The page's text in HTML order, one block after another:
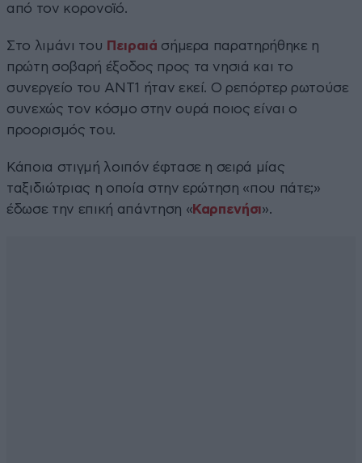
από τον κορονοϊό.
Στο λιμάνι του Πειραιά σήμερα παρατηρήθηκε η
πρώτη σοβαρή έξοδος προς τα νησιά και το
συνεργείο του ΑΝΤ1 ήταν εκεί. Ο ρεπόρτερ ρωτούσε
συνεχώς τον κόσμο στην ουρά ποιος είναι ο
προορισμός του.
Κάποια στιγμή λοιπόν έφτασε η σειρά μίας
ταξιδιώτριας η οποία στην ερώτηση «που πάτε;»
έδωσε την επική απάντηση «Καρπενήσι».